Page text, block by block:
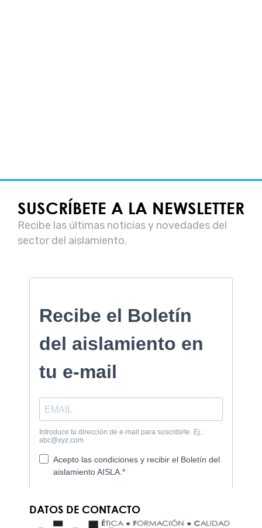
SUSCRÍBETE A LA NEWSLETTER
Recibe las últimas noticias y novedades del
sector del aislamiento.
DATOS DE CONTACTO